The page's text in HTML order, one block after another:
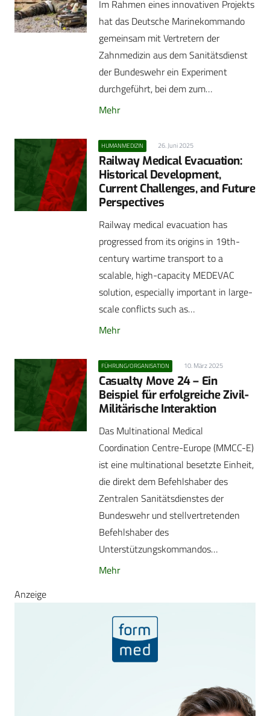
Im Rahmen eines innovativen Projekts
hat das Deutsche Marinekommando
gemeinsam mit Vertretern der
Zahnmedizin aus dem Sanitätsdienst
der Bundeswehr ein Experiment
durchgeführt, bei dem zum…
Mehr
HUMANMEDIZIN 26. Juni 2025
Railway Medical Evacuation:
Historical Development,
Current Challenges, and Future
Perspectives
Railway medical evacuation has
progressed from its origins in 19th-
century wartime transport to a
scalable, high-capacity MEDEVAC
solution, especially important in large-
scale conflicts such as…
Mehr
FÜHRUNG/ORGANISATION 10. März 2025
Casualty Move 24 – Ein
Beispiel für erfolgreiche Zivil-
Militärische Interaktion
Das Multinational Medical
Coordination Centre-Europe (MMCC-E)
ist eine multinational besetzte Einheit,
die direkt dem Befehlshaber des
Zentralen Sanitätsdienstes der
Bundeswehr und stellvertretenden
Befehlshaber des
Unterstützungskommandos…
Mehr
Anzeige